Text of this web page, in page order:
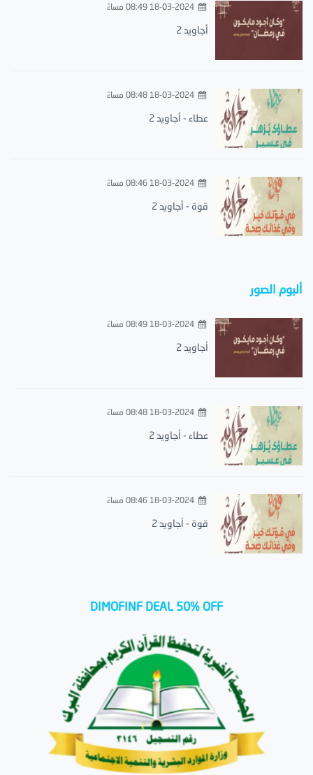
18-03-2024 08:49 مساءً
أجاويد 2
18-03-2024 08:48 مساءً
عطاء - أجاويد 2
18-03-2024 08:46 مساءً
قوة - أجاويد 2
ألبوم الصور
18-03-2024 08:49 مساءً
أجاويد 2
18-03-2024 08:48 مساءً
عطاء - أجاويد 2
18-03-2024 08:46 مساءً
قوة - أجاويد 2
DIMOFINF DEAL 50% OFF